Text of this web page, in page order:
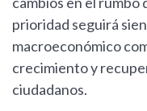
prioridad seguirá
macroeconómico
crecimiento y
ciudadanos.